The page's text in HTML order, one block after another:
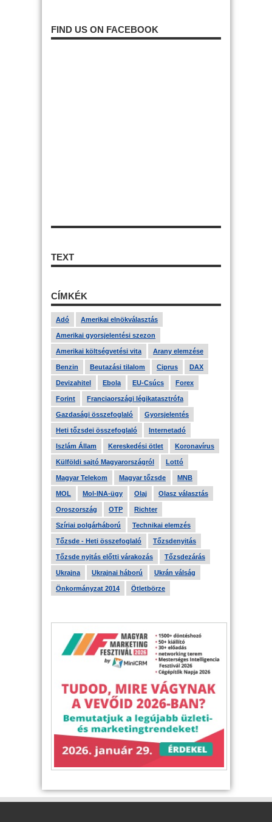
FIND US ON FACEBOOK
TEXT
CÍMKÉK
Adó Amerikai elnökválasztás
Amerikai gyorsjelentési szezon
Amerikai költségvetési vita Arany elemzése
Benzin Beutazási tilalom Ciprus DAX
Devizahitel Ebola EU-Csúcs Forex
Forint Franciaországi légikatasztrófa
Gazdasági összefoglaló Gyorsjelentés
Heti tőzsdei összefoglaló Internetadó
Iszlám Állam Kereskedési ötlet Koronavírus
Külföldi sajtó Magyarországról Lottó
Magyar Telekom Magyar tőzsde MNB
MOL Mol-INA-ügy Olaj Olasz választás
Oroszország OTP Richter
Szíriai polgárháború Technikai elemzés
Tőzsde - Heti összefoglaló Tőzsdenyitás
Tőzsde nyitás előtti várakozás Tőzsdezárás
Ukrajna Ukrajnai háború Ukrán válság
Önkormányzat 2014 Ötletbörze